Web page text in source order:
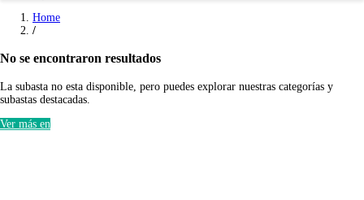
Home
No se encontraron resultados
La subasta no esta disponible, pero puedes explorar nuestras categorías y
subastas destacadas.
Ver más en